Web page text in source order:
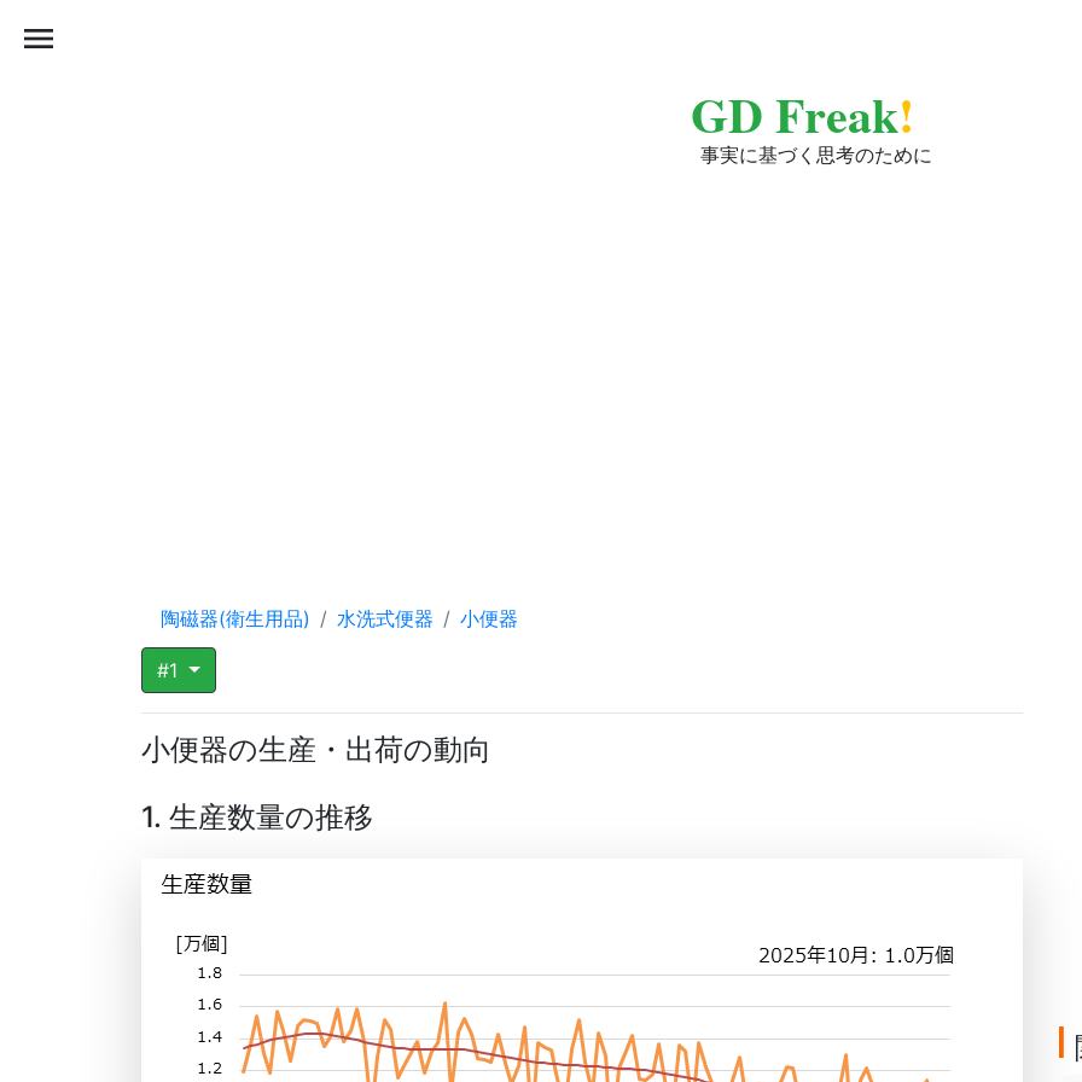
GD Freak!
事実に基づく思考のために
menu
陶磁器(衛生用品) 水洗式便器 小便器
#1
小便器の生産・出荷の動向
1. 生産数量の推移